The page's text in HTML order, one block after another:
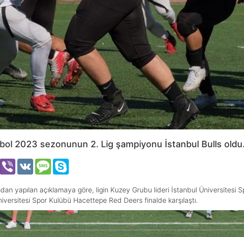
2023 sezonunun 2. Lig şampiyonu İstanbul Bulls oldu.
Messenger
Viber VK Message
yapılan açıklamaya göre, ligin Kuzey Grubu lideri İstanbul Üniversitesi
Spor Kulübü Hacettepe Red Deers finalde karşılaştı.